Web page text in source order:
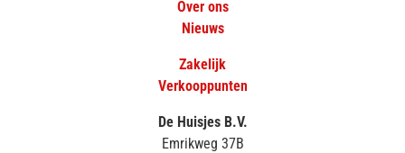
Over ons
Nieuws
Zakelijk
Verkooppunten
De Huisjes B.V.
Emrikweg 37B